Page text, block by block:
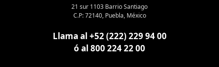
21 sur 1103 Barrio Santiago
C.P: 72140, Puebla, México
Llama al +52 (222) 229 94 00
ó al 800 224 22 00